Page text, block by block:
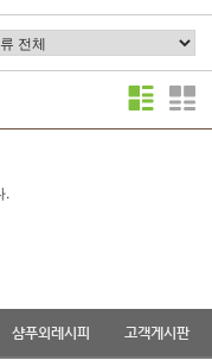
.
샴푸외레시피 고객게시판